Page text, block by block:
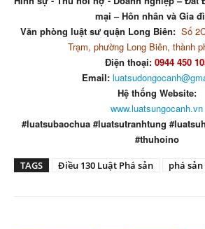
mại – Hôn nhân và Gia
Văn phòng luật sư quận Long Biên: Số
Trạm, phường Long Biên, thành
Điện thoại: 0944 450
Email:
Hệ thống Website:
www.luatsungocanh.vn
#luatsubaochua #luatsutranhtung
#thuhoino
TAGS Điều 130 Luật Phá sản phá